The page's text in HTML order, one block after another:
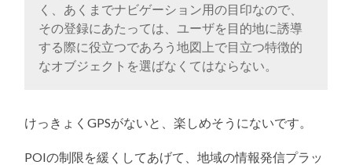
く、あくまでナビゲーション用の目印なので、
その登録にあたっては、ユーザを目的地に誘導
する際に役立つであろう地図上で目立つ特徴的
なオブジェクトを選ばなくてはならない。
けっきょくGPSがないと、楽しめそうにないです。
POIの制限を緩くしてあげて、地域の情報発信プラッ